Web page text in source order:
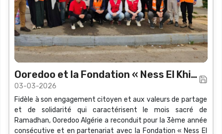
Ooredoo et la Fondation « Ness El Khir
» reconduisent leur opération de
distribution de repas chauds
03-03-2026
Fidèle à son engagement citoyen et aux valeurs de partage
et de solidarité qui caractérisent le mois sacré de
Ramadhan, Ooredoo Algérie a reconduit pour la 3ème année
consécutive et en partenariat avec la Fondation « Ness El